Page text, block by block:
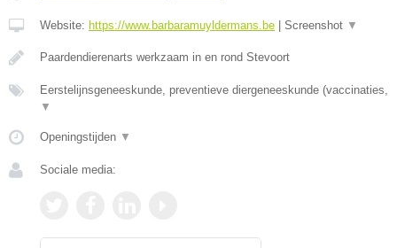
Website: https://www.barbaramuyldermans.be Screenshot ▼
Paardendierenarts werkzaam in en rond Stevoort
Eerstelijnsgeneeskunde, preventieve diergeneeskunde (vaccinaties,
▼
Openingstijden ▼
Sociale media: